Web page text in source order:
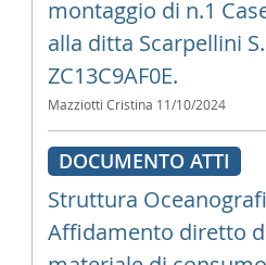
montaggio di n.1
alla ditta Scarpellini
ZC13C9AF0E.
Mazziotti Cristina 11/10/2024
DOCUMENTO ATTI
Struttura
Affidamento diretto